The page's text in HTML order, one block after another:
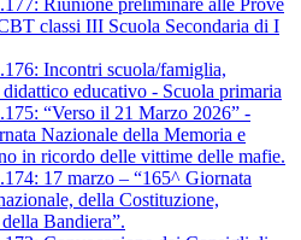
Riunione preliminare alle Prove
classi III Scuola Secondaria di I
Incontri scuola/famiglia,
didattico educativo - Scuola primaria
“Verso il 21 Marzo 2026” -
Nazionale della Memoria e
in ricordo delle vittime delle mafie.
17 marzo – “165^ Giornata
della Costituzione,
Bandiera”.